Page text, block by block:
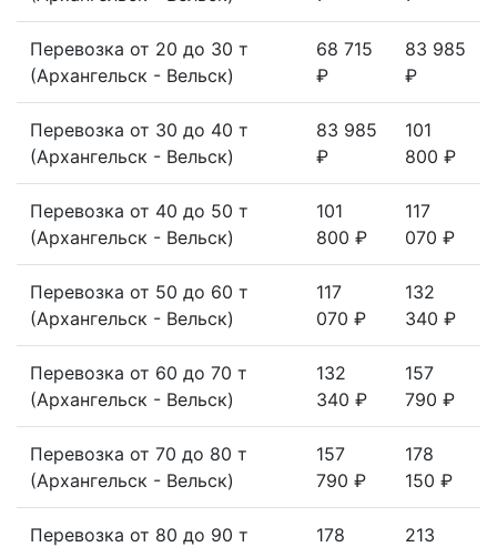
Перевозка от 20 до 30 т
(Архангельск - Вельск)
68 715
₽
83 985
₽
Перевозка от 30 до 40 т
(Архангельск - Вельск)
83 985
₽
101
800 ₽
Перевозка от 40 до 50 т
(Архангельск - Вельск)
101
800 ₽
117
070 ₽
Перевозка от 50 до 60 т
(Архангельск - Вельск)
117
070 ₽
132
340 ₽
Перевозка от 60 до 70 т
(Архангельск - Вельск)
132
340 ₽
157
790 ₽
Перевозка от 70 до 80 т
(Архангельск - Вельск)
157
790 ₽
178
150 ₽
Перевозка от 80 до 90 т
178
213